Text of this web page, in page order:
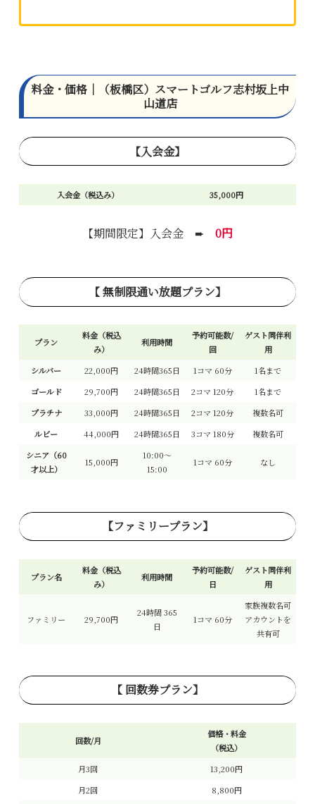
料金・価格｜（板橋区）スマートゴルフ志村坂上中
山道店
【入会金】
入会金（税込み） 35,000円
【期間限定】入会金 ➨ 0円
【 無制限通い放題プラン】
プラン
料金（税込
み）
利用時間
予約可能数/
回
ゲスト同伴利
用
シルバー
22,000円 24時間365日 1コマ 60分
1名まで
ゴールド
29,700円 24時間365日 2コマ 120分
1名まで
プラチナ
33,000円 24時間365日 2コマ 120分
複数名可
ルビー
44,000円 24時間365日 3コマ 180分
複数名可
シニア （60
才以上）
15,000円
10:00～
15:00
1コマ 60分 なし
【ファミリープラン】
プラン名
料金（税込
み）
利用時間
予約可能数/
日
ゲスト同伴利
用
ファミリー 29,700円
24時間 365
日
1コマ 60分
家族複数名可
アカウントを
共有可
【 回数券プラン】
回数/月
価格・料金
（税込）
月3回
13,200円
月2回
8,800円